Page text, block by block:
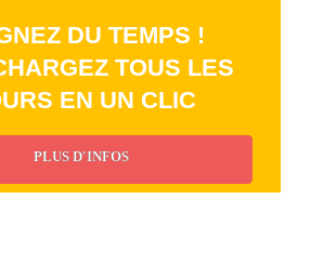
DU TEMPS !
TOUS LES
EN UN CLIC
PLUS D'INFOS